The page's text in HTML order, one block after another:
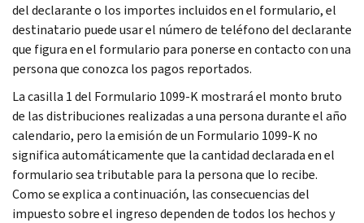
del declarante o los importes incluidos en el formulario, el
destinatario puede usar el número de teléfono del declarante
que figura en el formulario para ponerse en contacto con una
persona que conozca los pagos reportados.
La casilla 1 del Formulario 1099-K mostrará el monto bruto
de las distribuciones realizadas a una persona durante el año
calendario, pero la emisión de un Formulario 1099-K no
significa automáticamente que la cantidad declarada en el
formulario sea tributable para la persona que lo recibe.
Como se explica a continuación, las consecuencias del
impuesto sobre el ingreso dependen de todos los hechos y